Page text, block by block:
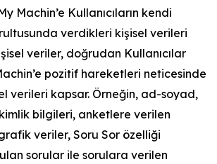
Machin’e Kullanıcıların kendi
verdikleri kişisel verileri
veriler, doğrudan Kullanıcılar
pozitif hareketleri neticesinde
verileri kapsar. Örneğin, ad-soyad,
bilgileri, anketlere verilen
veriler, Soru Sor özelliği
sorular ile sorulara verilen